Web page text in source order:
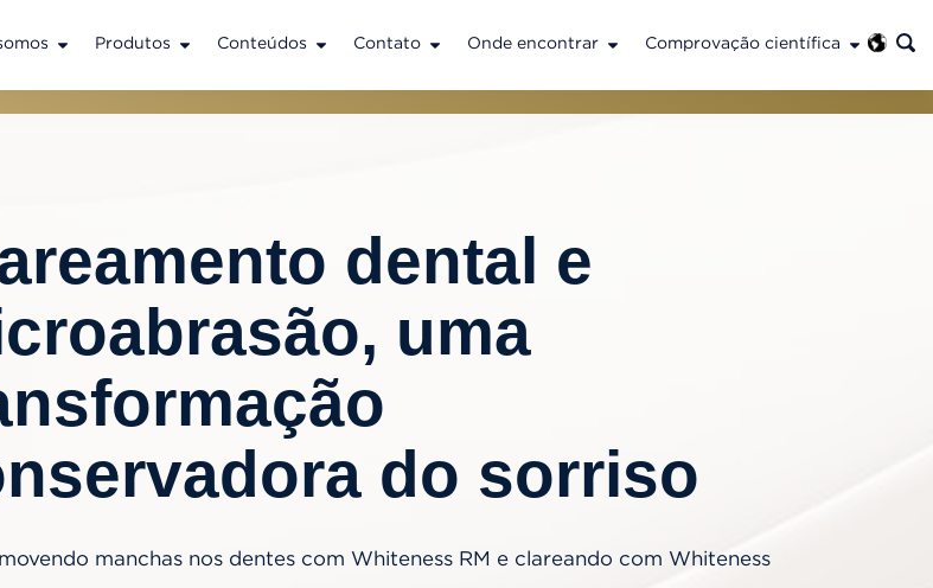
Produtos Conteúdos Contato Onde encontrar Comprovação científica
dental e
uma
do sorriso
manchas nos dentes com Whiteness RM e clareando com Whiteness